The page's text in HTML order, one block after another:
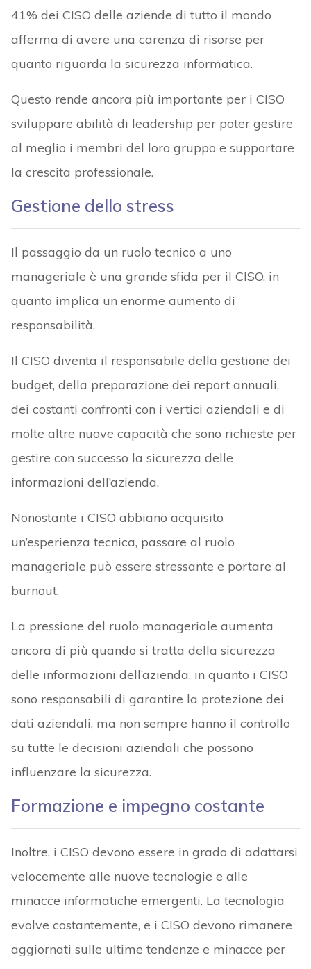
41% dei CISO delle aziende di tutto il mondo
afferma di avere una carenza di risorse per
quanto riguarda la sicurezza informatica.
Questo rende ancora più importante per i CISO
sviluppare abilità di leadership per poter gestire
al meglio i membri del loro gruppo e supportare
la crescita professionale.
Gestione dello stress
Il passaggio da un ruolo tecnico a uno
manageriale è una grande sfida per il CISO, in
quanto implica un enorme aumento di
responsabilità.
Il CISO diventa il responsabile della gestione dei
budget, della preparazione dei report annuali,
dei costanti confronti con i vertici aziendali e di
molte altre nuove capacità che sono richieste per
gestire con successo la sicurezza delle
informazioni dell’azienda.
Nonostante i CISO abbiano acquisito
un’esperienza tecnica, passare al ruolo
manageriale può essere stressante e portare al
burnout.
La pressione del ruolo manageriale aumenta
ancora di più quando si tratta della sicurezza
delle informazioni dell’azienda, in quanto i CISO
sono responsabili di garantire la protezione dei
dati aziendali, ma non sempre hanno il controllo
su tutte le decisioni aziendali che possono
influenzare la sicurezza.
Formazione e impegno costante
Inoltre, i CISO devono essere in grado di adattarsi
velocemente alle nuove tecnologie e alle
minacce informatiche emergenti. La tecnologia
evolve costantemente, e i CISO devono rimanere
aggiornati sulle ultime tendenze e minacce per